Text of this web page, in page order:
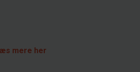
mere her